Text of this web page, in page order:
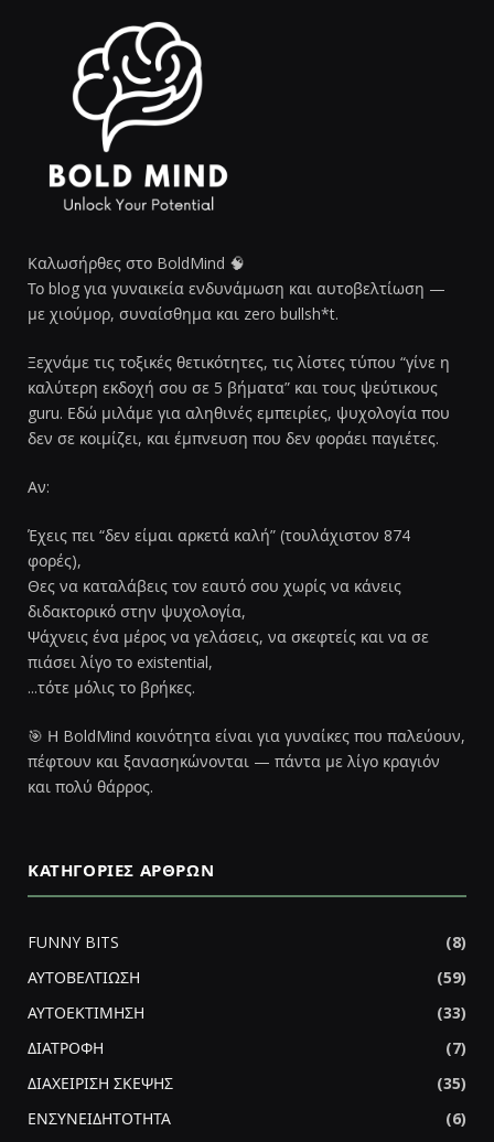
Καλωσήρθες στο BoldMind 🧠
Το blog για γυναικεία ενδυνάμωση και αυτοβελτίωση —
με χιούμορ, συναίσθημα και zero bullsh*t.
Ξεχνάμε τις τοξικές θετικότητες, τις λίστες τύπου “γίνε η
καλύτερη εκδοχή σου σε 5 βήματα” και τους ψεύτικους
guru. Εδώ μιλάμε για αληθινές εμπειρίες, ψυχολογία που
δεν σε κοιμίζει, και έμπνευση που δεν φοράει παγιέτες.
Αν:
Έχεις πει “δεν είμαι αρκετά καλή” (τουλάχιστον 874
φορές),
Θες να καταλάβεις τον εαυτό σου χωρίς να κάνεις
διδακτορικό στην ψυχολογία,
Ψάχνεις ένα μέρος να γελάσεις, να σκεφτείς και να σε
πιάσει λίγο το existential,
...τότε μόλις το βρήκες.
🎯 Η BoldMind κοινότητα είναι για γυναίκες που παλεύουν,
πέφτουν και ξανασηκώνονται — πάντα με λίγο κραγιόν
και πολύ θάρρος.
ΚΑΤΗΓΟΡΊΕΣ ΆΡΘΡΩΝ
FUNNY BITS
(8)
ΑΥΤΟΒΕΛΤΙΩΣΗ
(59)
ΑΥΤΟΕΚΤΙΜΗΣΗ
(33)
ΔΙΑΤΡΟΦΗ
(7)
ΔΙΑΧΕΙΡΙΣΗ ΣΚΕΨΗΣ
(35)
ΕΝΣΥΝΕΙΔΗΤΟΤΗΤΑ
(6)